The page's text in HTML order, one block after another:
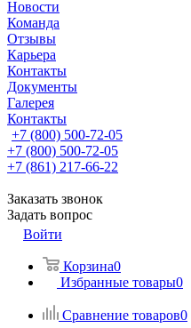
Новости
Команда
Отзывы
Карьера
Контакты
Документы
Галерея
Контакты
+7 (800) 500-72-05
+7 (800) 500-72-05
+7 (861) 217-66-22
Заказать звонок
Задать вопрос
Войти
Корзина0
Избранные товары0
Сравнение товаров0